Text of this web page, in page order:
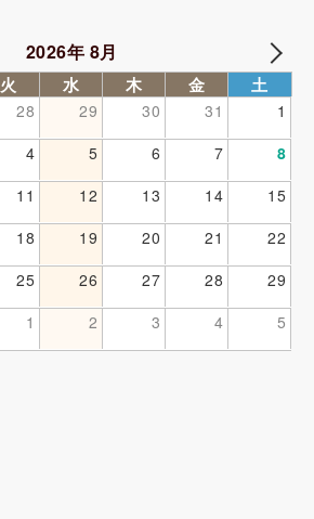
2026年 8月
火 水 木 金 土
28 29 30 31
1
4 5 6 7
8
11 12 13 14
15
18 19 20 21
22
25 26 27 28
29
1 2 3 4 5